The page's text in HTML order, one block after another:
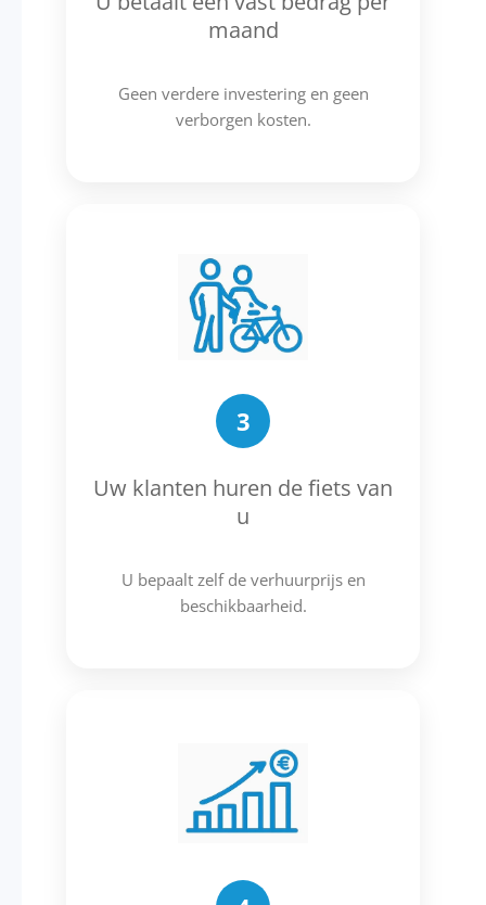
maand
Geen verdere investering en geen
verborgen kosten.
3
Uw klanten huren de fiets van
u
U bepaalt zelf de verhuurprijs en
beschikbaarheid.